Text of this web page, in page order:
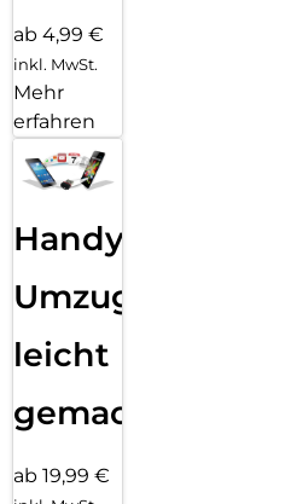
ab 4,99 €
inkl. MwSt.
Mehr
erfahren
Handy
Umzug
leicht
gemacht!
ab 19,99 €